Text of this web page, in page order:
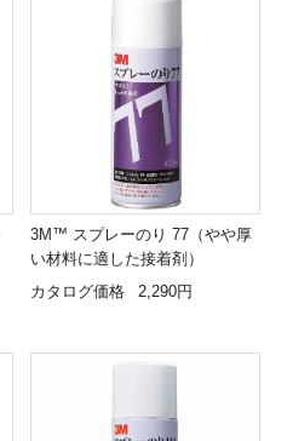
3M™ スプレーのり 77（やや厚
い材料に適した接着剤）
カタログ価格
2,290円